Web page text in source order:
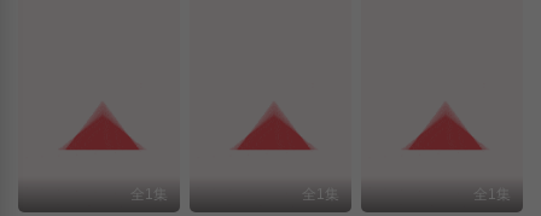
全1集 全1集 全1集